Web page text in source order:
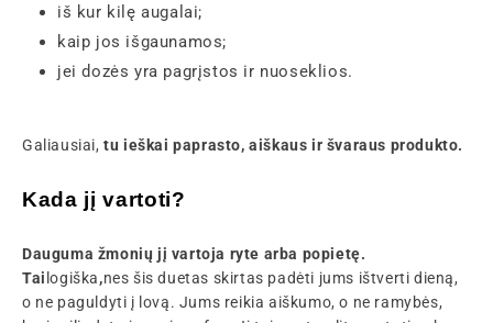
iš kur kilę augalai;
kaip jos išgaunamos;
jei dozės yra pagrįstos ir nuoseklios.
Galiausiai,tu ieškai paprasto, aiškaus ir švaraus produkto.
Kada jį vartoti?
Dauguma žmonių jį vartoja ryte arba popietę.
Tai logiška,nes šis duetas skirtas padėti jums ištverti dieną,
o ne paguldyti į lovą. Jums reikia aiškumo, o ne ramybės,